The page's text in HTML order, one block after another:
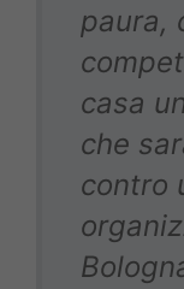
paura,
casa
che
contro